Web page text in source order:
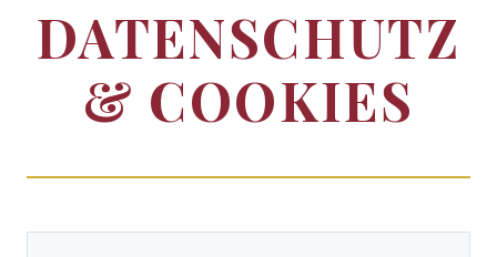
DATENSCHUTZ
& COOKIES